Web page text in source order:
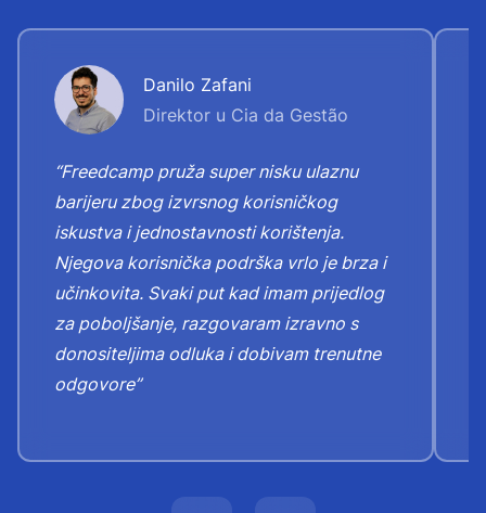
Danilo Zafani
Direktor u Cia da Gestão
“Freedcamp pruža super nisku ulaznu
barijeru zbog izvrsnog korisničkog
iskustva i jednostavnosti korištenja.
Njegova korisnička podrška vrlo je brza i
učinkovita. Svaki put kad imam prijedlog
za poboljšanje, razgovaram izravno s
donositeljima odluka i dobivam trenutne
odgovore”